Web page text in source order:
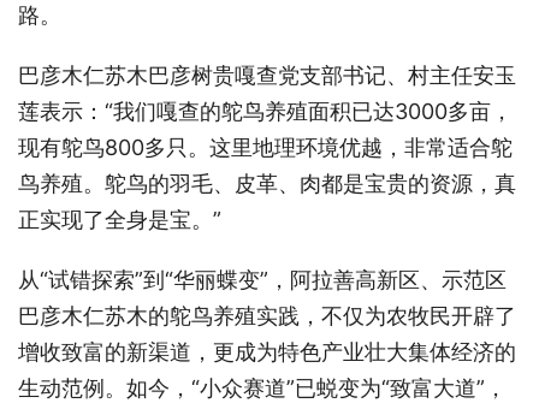
路。
巴彦木仁苏木巴彦树贵嘎查党支部书记、村主任安玉
莲表示：“我们嘎查的鸵鸟养殖面积已达3000多亩，
现有鸵鸟800多只。这里地理环境优越，非常适合鸵
鸟养殖。鸵鸟的羽毛、皮革、肉都是宝贵的资源，真
正实现了全身是宝。”
从“试错探索”到“华丽蝶变”，阿拉善高新区、示范区
巴彦木仁苏木的鸵鸟养殖实践，不仅为农牧民开辟了
增收致富的新渠道，更成为特色产业壮大集体经济的
生动范例。如今，“小众赛道”已蜕变为“致富大道”，